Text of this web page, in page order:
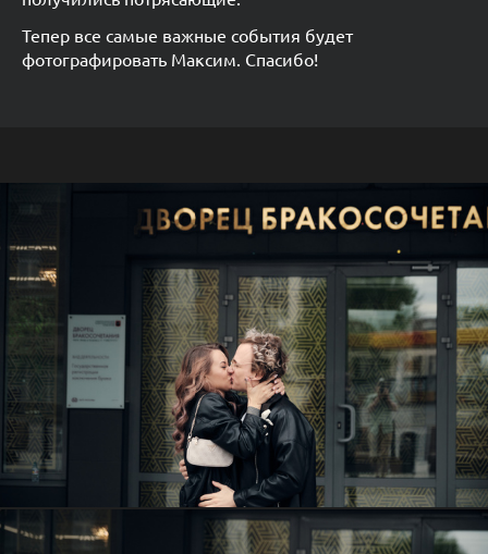
Тепер все самые важные события будет
фотографировать Максим. Спасибо!